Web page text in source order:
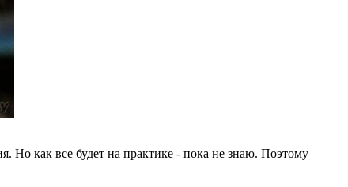
Но как все будет на практике - пока не знаю. Поэтому